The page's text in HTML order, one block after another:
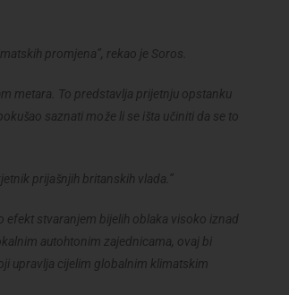
promjena”, rekao je Soros.
metara. To predstavlja prijetnju opstanku
saznati može li se išta učiniti da se to
prijašnjih britanskih vlada.”
stvaranjem bijelih oblaka visoko iznad
autohtonim zajednicama, ovaj bi
upravlja cijelim globalnim klimatskim